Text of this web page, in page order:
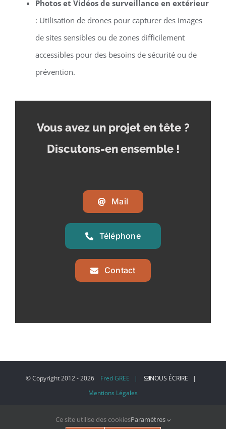
Photos et Vidéos de surveillance en extérieur
: Utilisation de drones pour capturer des images
de sites sensibles ou de zones difficilement
accessibles pour des besoins de sécurité ou de
prévention.
Vous avez un projet en tête ?
Discutons-en ensemble !
Mail
Téléphone
Contact
© Copyright 2012 -2026 Fred GREE |
NOUS ÉCRIRE |
Mentions Légales
Ce site utilise des cookiesParamètres